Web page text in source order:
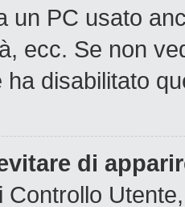
un PC usato
ecc. Se non
ha disabilitato
di